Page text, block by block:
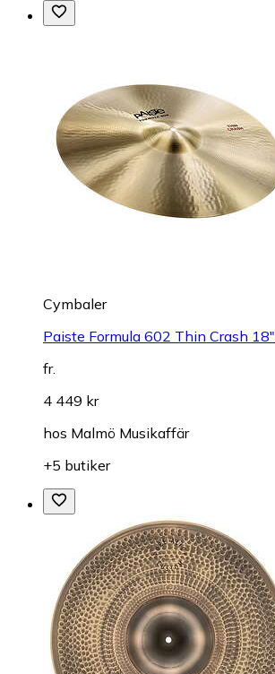
Cymbaler
Paiste Formula 602 Thin Crash 18"
fr.
4 449 kr
hos Malmö Musikaffär
+5 butiker